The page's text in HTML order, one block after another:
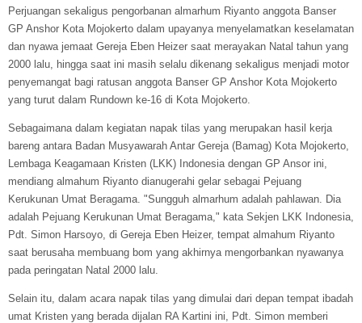
Perjuangan sekaligus pengorbanan almarhum Riyanto anggota Banser
GP Anshor Kota Mojokerto dalam upayanya menyelamatkan keselamatan
dan nyawa jemaat Gereja Eben Heizer saat merayakan Natal tahun yang
2000 lalu, hingga saat ini masih selalu dikenang sekaligus menjadi motor
penyemangat bagi ratusan anggota Banser GP Anshor Kota Mojokerto
yang turut dalam Rundown ke-16 di Kota Mojokerto.
Sebagaimana dalam kegiatan napak tilas yang merupakan hasil kerja
bareng antara Badan Musyawarah Antar Gereja (Bamag) Kota Mojokerto,
Lembaga Keagamaan Kristen (LKK) Indonesia dengan GP Ansor ini,
mendiang almahum Riyanto dianugerahi gelar sebagai Pejuang
Kerukunan Umat Beragama. "Sungguh almarhum adalah pahlawan. Dia
adalah Pejuang Kerukunan Umat Beragama," kata Sekjen LKK Indonesia,
Pdt. Simon Harsoyo, di Gereja Eben Heizer, tempat almahum Riyanto
saat berusaha membuang bom yang akhirnya mengorbankan nyawanya
pada peringatan Natal 2000 lalu.
Selain itu, dalam acara napak tilas yang dimulai dari depan tempat ibadah
umat Kristen yang berada dijalan RA Kartini ini, Pdt. Simon memberi